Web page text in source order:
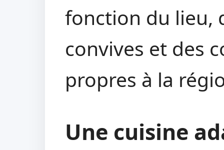
fonction du lieu,
convives et des
propres à la
Une cuisine